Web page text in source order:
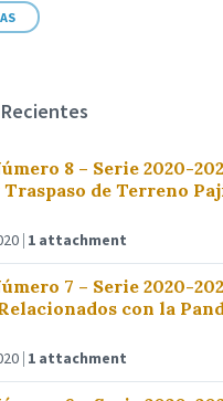
8 – Serie 2020-
de Terreno
1 attachment
7 – Serie 2020-
con la
1 attachment